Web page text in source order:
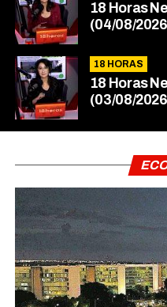
18 Horas
(04/08/
18 HORAS
18 Horas
(03/08/